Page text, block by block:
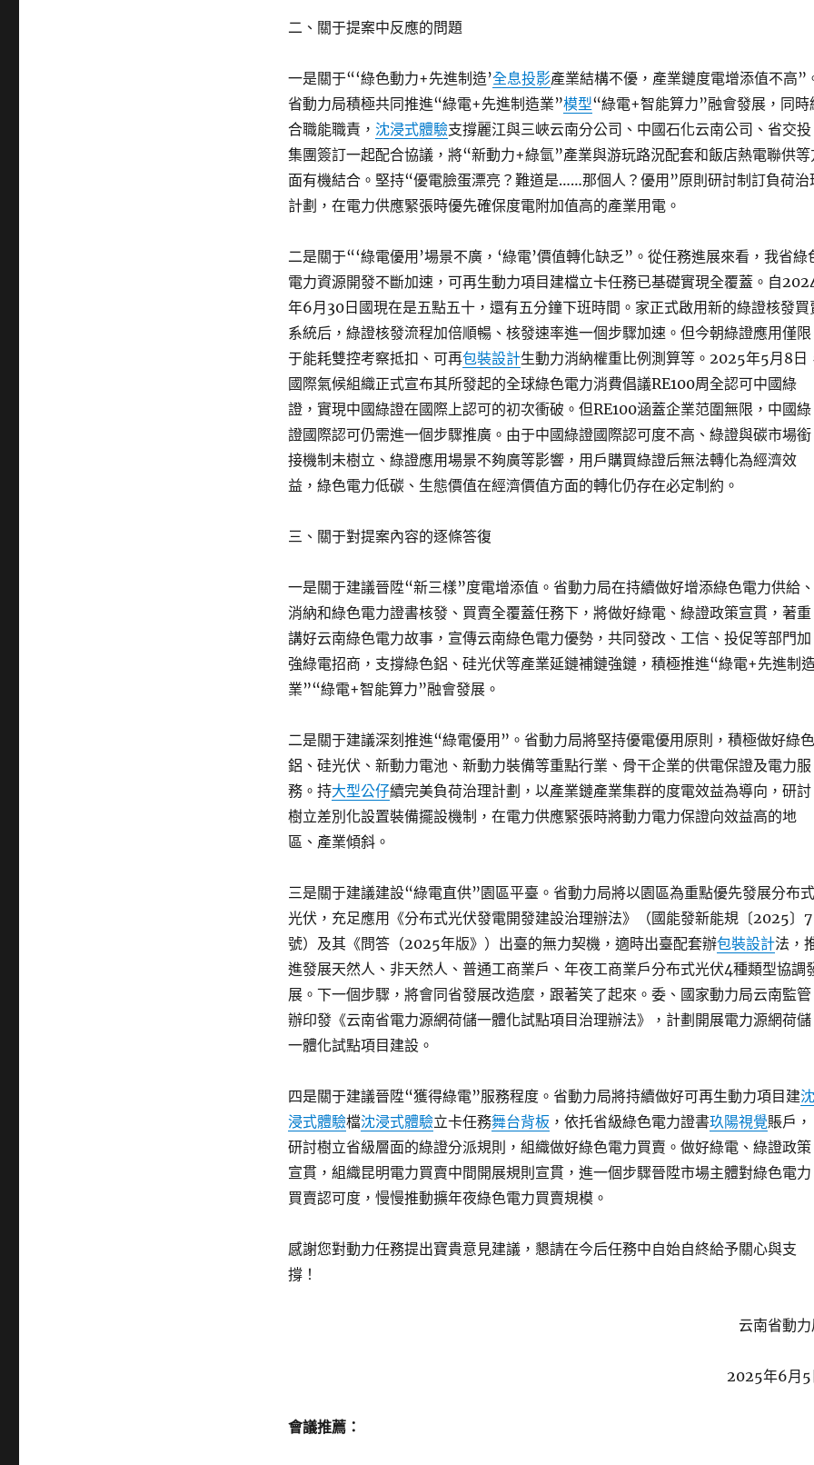
二、關于提案中反應的問題
一是關于“‘綠色動力+先進制造’全息投影產業結構不優，產業鏈度電增添值不高”
省動力局積極共同推進“綠電+先進制造業”模型“綠電+智能算力”融會發展，同時
合職能職責， 沈浸式體驗支撐麗江與三峽云南分公司、中國石化云南公司、省交投
集團簽訂一起配合協議，將“新動力+綠氫”產業與游玩路況配套和飯店熱電聯供等
面有機結合。堅持“優電臉蛋漂亮？難道是……那個人？優用”原則研討制訂負荷治
計劃，在電力供應緊張時優先確保度電附加值高的產業用電。
二是關于“‘綠電優用’場景不廣，‘綠電’價值轉化缺乏”。從任務進展來看，我省綠
電力資源開發不斷加速，可再生動力項目建檔立卡任務已基礎實現全覆蓋。自
年6月30日國現在是五點五十，還有五分鐘下班時間。家正式啟用新的綠證核發買
系統后，綠證核發流程加倍順暢、核發速率進一個步驟加速。但今朝綠證應用僅限
于能耗雙控考察抵扣、可再包裝設計生動力消納權重比例測算等。2025年5月8日
國際氣候組織正式宣布其所發起的全球綠色電力消費倡議RE100周全認可中國綠
證，實現中國綠證在國際上認可的初次衝破。但RE100涵蓋企業范圍無限，中國綠
證國際認可仍需進一個步驟推廣。由于中國綠證國際認可度不高、綠證與碳市場銜
接機制未樹立、綠證應用場景不夠廣等影響，用戶購買綠證后無法轉化為經濟效
益，綠色電力低碳、生態價值在經濟價值方面的轉化仍存在必定制約。
三、關于對提案內容的逐條答復
一是關于建議晉陞“新三樣”度電增添值。省動力局在持續做好增添綠色電力供給、
消納和綠色電力證書核發、買賣全覆蓋任務下，將做好綠電、綠證政策宣貫，著重
講好云南綠色電力故事，宣傳云南綠色電力優勢，共同發改、工信、投促等部門加
強綠電招商，支撐綠色鋁、硅光伏等產業延鏈補鏈強鏈，積極推進“綠電+先進制造
業”“綠電+智能算力”融會發展。
二是關于建議深刻推進“綠電優用”。省動力局將堅持優電優用原則，積極做好綠色
鋁、硅光伏、新動力電池、新動力裝備等重點行業、骨干企業的供電保證及電力服
務。持大型公仔續完美負荷治理計劃，以產業鏈產業集群的度電效益為導向，研討
樹立差別化設置裝備擺設機制，在電力供應緊張時將動力電力保證向效益高的地
區、產業傾斜。
三是關于建議建設“綠電直供”園區平臺。省動力局將以園區為重點優先發展分布式
光伏，充足應用《分布式光伏發電開發建設治理辦法》（國能發新能規〔2025〕7
號）及其《問答（2025年版》）出臺的無力契機，適時出臺配套辦包裝設計法，
進發展天然人、非天然人、普通工商業戶、年夜工商業戶分布式光伏4種類型協調
展。下一個步驟，將會同省發展改造麼，跟著笑了起來。委、國家動力局云南監管
辦印發《云南省電力源網荷儲一體化試點項目治理辦法》，計劃開展電力源網荷儲
一體化試點項目建設。
四是關于建議晉陞“獲得綠電”服務程度。省動力局將持續做好可再生動力項目建沈
浸式體驗檔沈浸式體驗立卡任務舞台背板，依托省級綠色電力證書玖陽視覺賬戶，
研討樹立省級層面的綠證分派規則，組織做好綠色電力買賣。做好綠電、綠證政策
宣貫，組織昆明電力買賣中間開展規則宣貫，進一個步驟晉陞市場主體對綠色電力
買賣認可度，慢慢推動擴年夜綠色電力買賣規模。
感謝您對動力任務提出寶貴意見建議，懇請在今后任務中自始自終給予關心與支
撐！
云南省動力
2025年6月5
會議推薦：